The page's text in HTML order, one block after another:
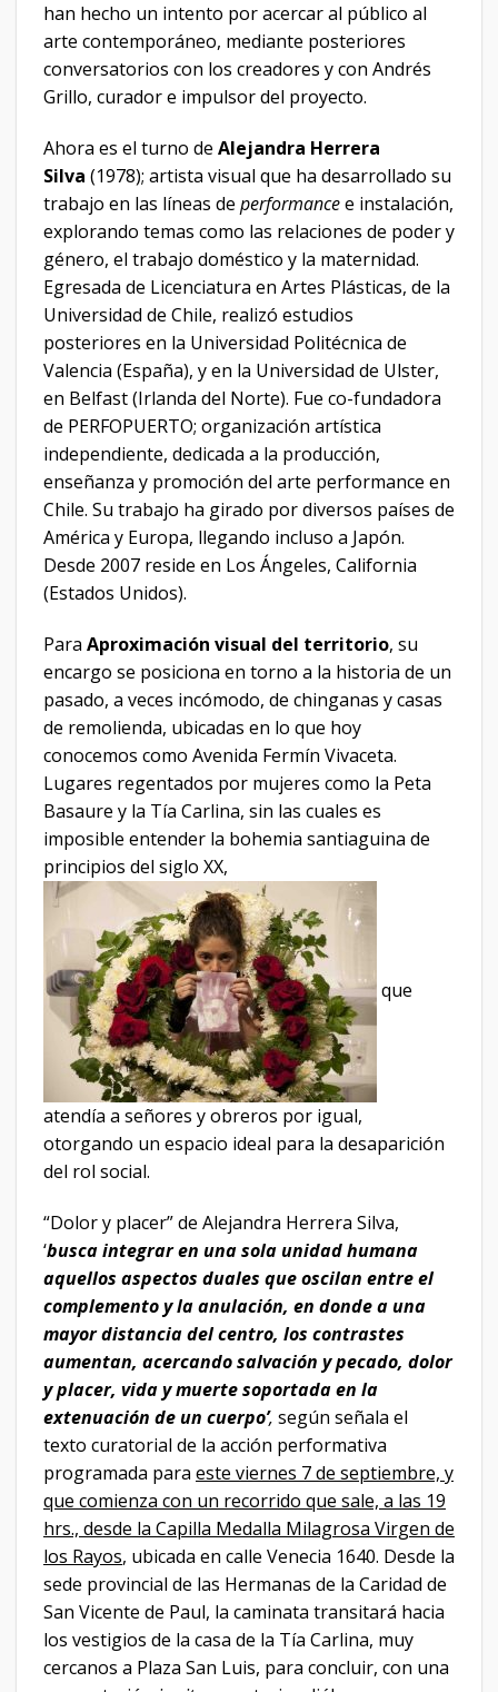
han hecho un intento por acercar al público al
arte contemporáneo, mediante posteriores
conversatorios con los creadores y con Andrés
Grillo, curador e impulsor del proyecto.
Ahora es el turno de Alejandra Herrera
Silva (1978); artista visual que ha desarrollado su
trabajo en las líneas de performancee instalación,
explorando temas como las relaciones de poder y
género, el trabajo doméstico y la maternidad.
Egresada de Licenciatura en Artes Plásticas, de la
Universidad de Chile, realizó estudios
posteriores en la Universidad Politécnica de
Valencia (España), y en la Universidad de Ulster,
en Belfast (Irlanda del Norte). Fue co-fundadora
de PERFOPUERTO; organización artística
independiente, dedicada a la producción,
enseñanza y promoción del arte performance en
Chile. Su trabajo ha girado por diversos países de
América y Europa, llegando incluso a Japón.
Desde 2007 reside en Los Ángeles, California
(Estados Unidos).
Para Aproximación visual del territorio, su
encargo se posiciona en torno a la historia de un
pasado, a veces incómodo, de chinganas y casas
de remolienda, ubicadas en lo que hoy
conocemos como Avenida Fermín Vivaceta.
Lugares regentados por mujeres como la Peta
Basaure y la Tía Carlina, sin las cuales es
imposible entender la bohemia santiaguina de
principios del siglo XX,
que
atendía a señores y obreros por igual,
otorgando un espacio ideal para la desaparición
del rol social.
“Dolor y placer” de Alejandra Herrera Silva,
‘busca integrar en una sola unidad humana
aquellos aspectos duales que oscilan entre el
complemento y la anulación, en donde a una
mayor distancia del centro, los contrastes
aumentan, acercando salvación y pecado, dolor
y placer, vida y muerte soportada en la
extenuación de un cuerpo’, según señala el
texto curatorial de la acción performativa
programada para este viernes 7 de septiembre, y
que comienza con un recorrido que sale, a las 19
hrs., desde la Capilla Medalla Milagrosa Virgen de
los Rayos, ubicada en calle Venecia 1640. Desde la
sede provincial de las Hermanas de la Caridad de
San Vicente de Paul, la caminata transitará hacia
los vestigios de la casa de la Tía Carlina, muy
cercanos a Plaza San Luis, para concluir, con una